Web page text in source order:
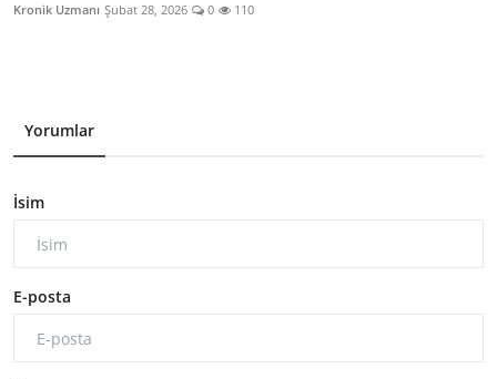
Kronik Uzmanı Şubat 28, 2026 0 110
Yorumlar
İsim
E-posta